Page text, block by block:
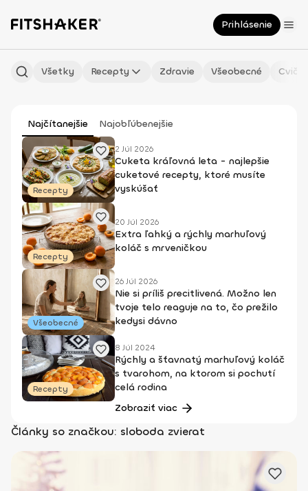
Prihlásenie
Všetky Recepty Zdravie Všeobecné
Najčítanejšie Najobľúbenejšie
Recepty
2 Júl 2026
Cuketa kráľovná leta - najlepšie
cuketové recepty, ktoré musíte
vyskúšať
Recepty
20 Júl 2026
Extra ľahký a rýchly marhuľový
koláč s mrveničkou
Všeobecné
26 Júl 2026
Nie si príliš precitlivená. Možno len
tvoje telo reaguje na to, čo prežilo
kedysi dávno
Recepty
8 Júl 2024
Rýchly a šťavnatý marhuľový koláč
s tvarohom, na ktorom si pochutí
celá rodina
Zobraziť viac
Články so značkou: sloboda zvierat